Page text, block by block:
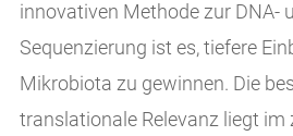
innovativen Methode zur DNA-
Sequenzierung ist es, tiefere
Mikrobiota zu gewinnen. Die
translationale Relevanz liegt im